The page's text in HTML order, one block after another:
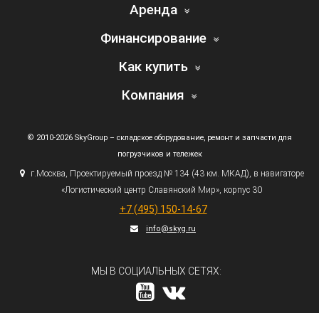
Аренда
Финансирование
Как купить
Компания
© 2010-2026 SkyGroup – складское оборудование, ремонт и запчасти для
погрузчиков и тележек
г. Москва, Проектируемый проезд № 134 (43км. МКАД), в навигаторе
«Логистический центр Славянский Мир», корпус 30
+7 (495) 150-14-67
info@skyg.ru
МЫ В СОЦИАЛЬНЫХ СЕТЯХ: